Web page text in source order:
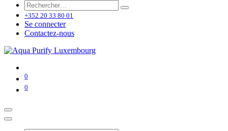
+352 20 33 80 01
Se connecter
Contactez-nous
0
0